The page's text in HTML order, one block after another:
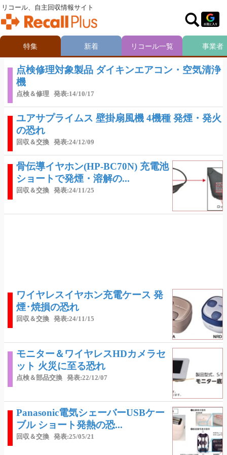
点検修理対象製品 ダイキンエアコン・空気清浄
機
点検＆修理 発表:14/10/17
ユアサプライムス 壁掛扇風機 4機種 発煙・発火
の恐れ
回収＆交換 発表:24/12/09
骨伝導イヤホン(HP-BC70N) 充電池
ショートで発煙・溶解の...
回収＆交換 発表:24/11/25
ワイヤレスイヤホン充電ケース 発
煙･焼損の恐れ
回収＆交換 発表:24/11/15
モニター＆ワイヤレスHDカメラセ
ット 火災に至る恐れ
点検＆部品交換 発表:22/12/07
Panasonic電気シェーバーUSBケー
ブル ショート発熱の恐...
回収＆交換 発表:25/05/21
リコール、自主回収情報サイト
特集 新着 リコール一覧 事業者